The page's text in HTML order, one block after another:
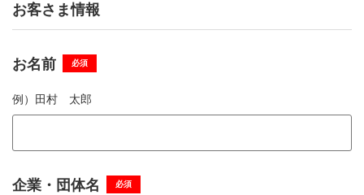
お客さま情報
お名前 必須
例） 田村 太郎
企業・団体名 必須